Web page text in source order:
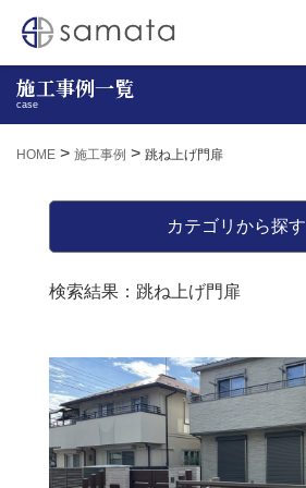
施工事例一覧
case
HOME > 施工事例 > 跳ね上げ門扉
カテゴリから探す
検索結果：跳ね上げ門扉